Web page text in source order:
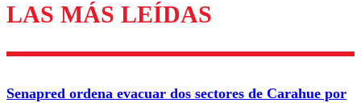
Enviar comentario
LAS MÁS LEÍDAS
Senapred ordena evacuar dos sectores de Carahue por